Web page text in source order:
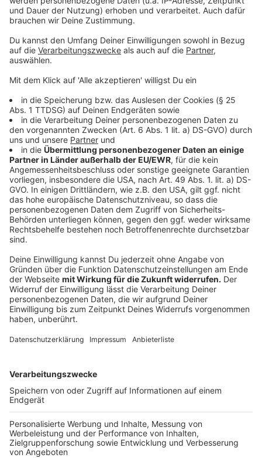
alle zeitaufwändigen Schritte ab, wie zum Beispiel die
Kaufpreisfindung. Er entlastet Euch auch bei Auswahl
und Gesprächen mit den Kaufinteressenten und bei
den Besichtigungsterminen, ebenso wie bei der
Vorbereitung des Kaufvertrages.
Weitere Informationen findet Ihr hier:
https://www.erstraum.de
https://www.sparkasse-
koelnbonn.de/de/home/privatkunden/bauen-und-
wohnen/immobilie-verkaufen/Preisfinder.html
https://www.sparkasse-
koelnbonn.de/de/home/privatkunden/bauen-und-
wohnen/immobilie-verkaufen.html
Anzeige
Alle Finanztipps auf einen Blick:
Anzeige
Hier gibt`s nochmal alle Finanztipps zum
Nachlesen und -hören!
Anzeige